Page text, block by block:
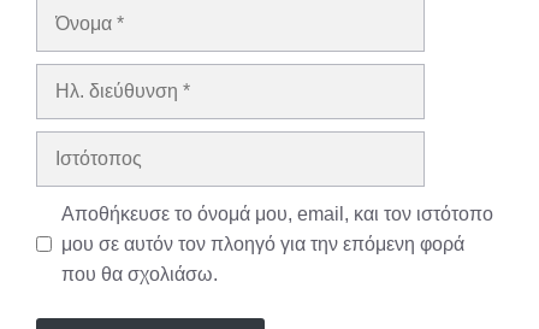
Όνομα
Ηλ.
Ιστότοπος
Αποθήκευσε το όνομά μου, email, και τον ιστότοπο
μου σε αυτόν τον πλοηγό για την επόμενη φορά
που θα σχολιάσω.